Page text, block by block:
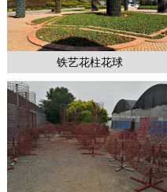
1
铁艺花柱花球